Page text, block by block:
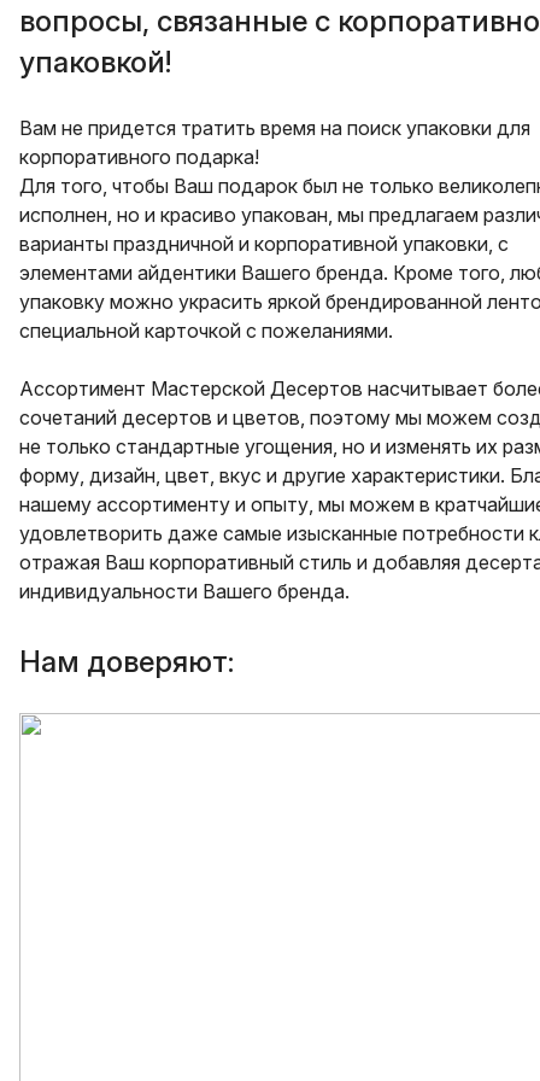
вопросы, связанные с
упаковкой!
Вам не придется тратить время на поиск упаковки для
корпоративного подарка!
Для того, чтобы Ваш подарок был не только
исполнен, но и красиво упакован, мы предлагаем
варианты праздничной и корпоративной упаковки, с
элементами айдентики Вашего бренда. Кроме того,
упаковку можно украсить яркой брендированной
специальной карточкой с пожеланиями.
Ассортимент Мастерской Десертов насчитывает
сочетаний десертов и цветов, поэтому мы можем
не только стандартные угощения, но и изменять их
форму, дизайн, цвет, вкус и другие характеристики.
нашему ассортименту и опыту, мы можем в
удовлетворить даже самые изысканные потребности
отражая Ваш корпоративный стиль и добавляя
индивидуальности Вашего бренда.
Нам доверяют: